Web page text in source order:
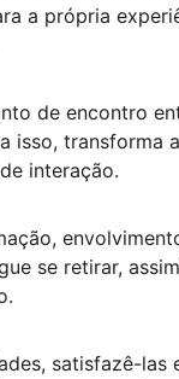
a própria
de encontro
transforma
interação.
se retirar,
satisfazê-las